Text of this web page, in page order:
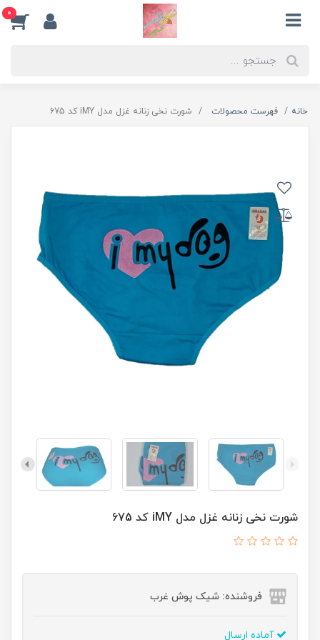
0
خانه فهرست محصولات شورت نخی زنانه غزل مدل iMY کد 675
شورت نخی زنانه غزل مدل iMY کد 675
فروشنده: شیک پوش غرب
آماده ارسال